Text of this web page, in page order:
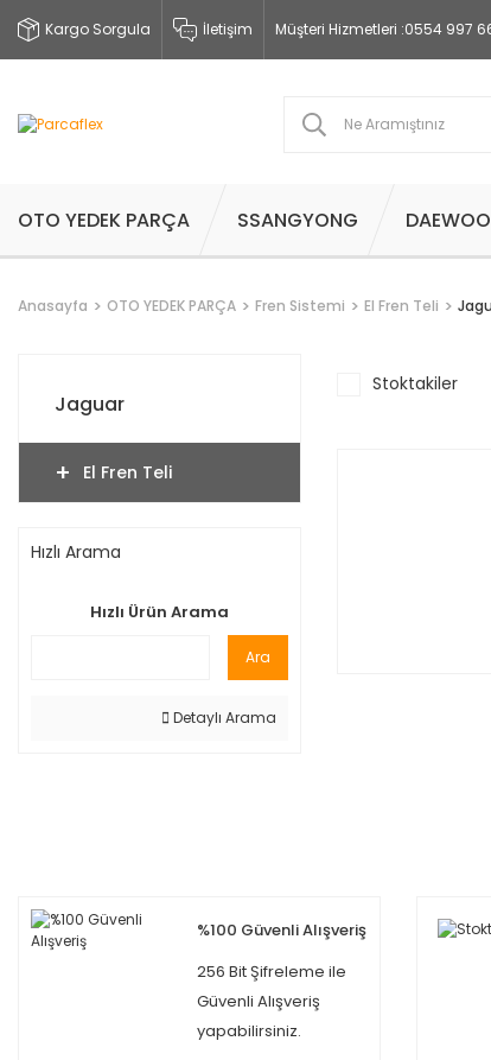
Kargo Sorgula İletişim Müşteri Hizmetleri :0554 997
OTO YEDEK PARÇA SSANGYONG DAEWOO
Anasayfa OTO YEDEK PARÇA Fren Sistemi El Fren Teli
Jaguar
El Fren Teli
Hızlı Arama
Hızlı Ürün Arama
Ara
Detaylı Arama
Stoktakiler
%100 Güvenli Alışveriş
256 Bit Şifreleme ile
Güvenli Alışveriş
yapabilirsiniz.